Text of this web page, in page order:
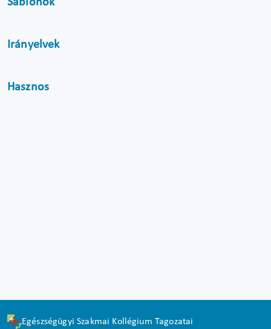
Sablonok
Irányelvek
Hasznos
Egészségügyi Szakmai Kollégium Tagozatai